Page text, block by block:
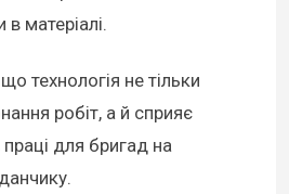
в матеріалі.
технологія не тільки
робіт, а й сприяє
для бригад на